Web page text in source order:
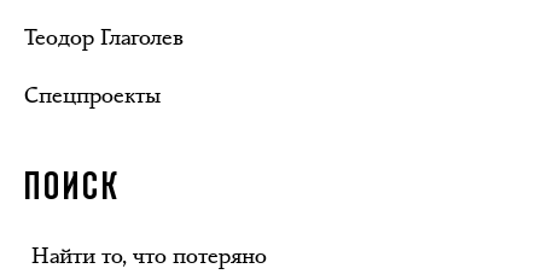
Теодор Глаголев
Спецпроекты
ПОИСК